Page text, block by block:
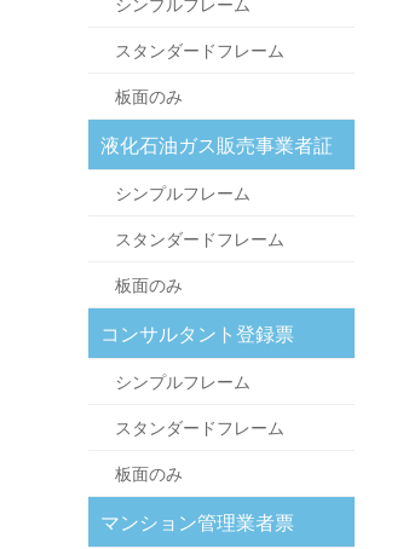
シンプルフレーム
スタンダードフレーム
板面のみ
液化石油ガス販売事業者証
シンプルフレーム
スタンダードフレーム
板面のみ
コンサルタント登録票
シンプルフレーム
スタンダードフレーム
板面のみ
マンション管理業者票